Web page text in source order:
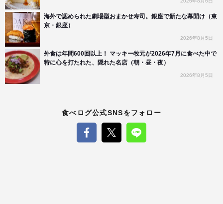
海外で認められた劇場型おまかせ寿司。銀座で新たな幕開け（東
京・銀座）
2026年8月5日
外食は年間600回以上！ マッキー牧元が2026年7月に食べた中で
特に心を打たれた、隠れた名店（朝・昼・夜）
2026年8月5日
食べログ公式SNSをフォロー